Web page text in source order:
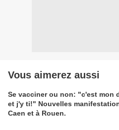
Vous aimerez aussi
Se vacciner ou non: "c'est mon
et j'y ti!" Nouvelles
Caen et à Rouen.